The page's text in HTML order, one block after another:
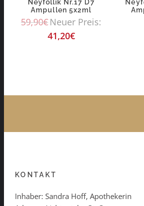
Neyfollik Nr.17 D7
Ampullen 5x2ml
59,90€Neuer Preis:
41,20€
KONTAKT
Inhaber: Sandra Hoff, Apothekerin